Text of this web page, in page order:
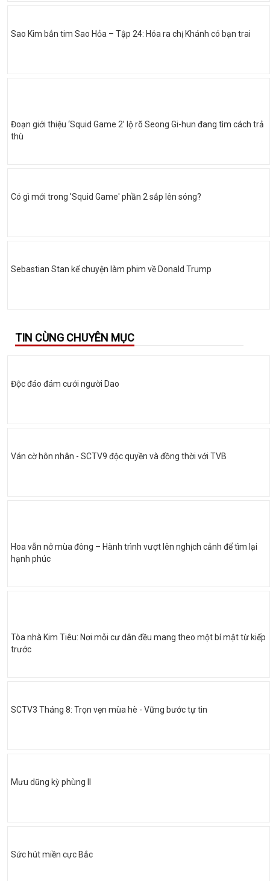
Sao Kim bắn tim Sao Hỏa – Tập 24: Hóa ra chị Khánh có bạn trai
Đoạn giới thiệu ‘Squid Game 2’ lộ rõ Seong Gi-hun đang tìm cách trả
thù
Có gì mới trong 'Squid Game' phần 2 sắp lên sóng?
Sebastian Stan kể chuyện làm phim về Donald Trump
TIN CÙNG CHUYÊN MỤC
Độc đáo đám cưới người Dao
Ván cờ hôn nhân - SCTV9 độc quyền và đồng thời với TVB
Hoa vẫn nở mùa đông – Hành trình vượt lên nghịch cảnh để tìm lại
hạnh phúc
Tòa nhà Kim Tiêu: Nơi mỗi cư dân đều mang theo một bí mật từ kiếp
trước
SCTV3 Tháng 8: Trọn vẹn mùa hè - Vững bước tự tin
Mưu dũng kỳ phùng II
Sức hút miền cực Bắc